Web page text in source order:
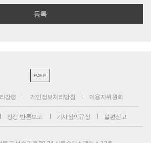
PC버전
강령 개인정보처리방침 이용자위원회
정정·반론보도 기사심의규정 불편신고